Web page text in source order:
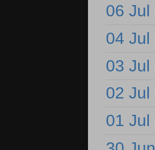
06 Jul
04 Jul
03 Jul
02 Jul
01 Jul